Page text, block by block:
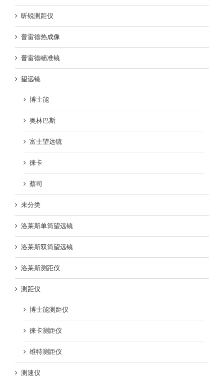
昕锐测距仪
普雷德热成像
普雷德瞄准镜
望远镜
博士能
奥林巴斯
富士望远镜
徕卡
蔡司
未分类
洛莱斯单筒望远镜
洛莱斯双筒望远镜
洛莱斯测距仪
测距仪
博士能测距仪
徕卡测距仪
维特测距仪
测速仪